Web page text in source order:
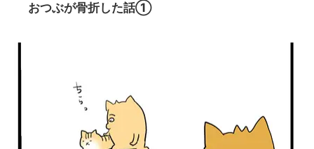
おつぶが骨折した話①